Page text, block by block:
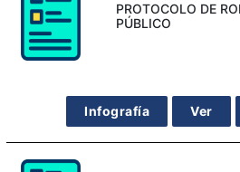
PROTOCOLO DE
PÚBLICO
Infografía Ver